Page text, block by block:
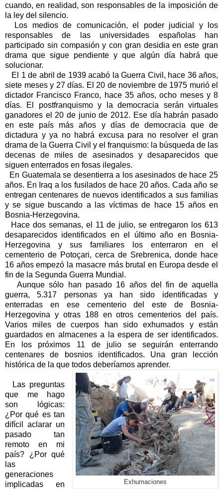
cuando, en realidad, son responsables de la imposición de
la ley del silencio.
Los medios de comunicación, el poder judicial y los
responsables de las universidades españolas han
participado sin compasión y con gran desidia en este gran
drama que sigue pendiente y que algún día habrá que
solucionar.
El 1 de abril de 1939 acabó la Guerra Civil, hace 36 años,
siete meses y 27 días. El 20 de noviembre de 1975 murió el
dictador Francisco Franco, hace 35 años, ocho meses y 8
días. El postfranquismo y la democracia serán virtuales
ganadores el 20 de junio de 2012. Ese día habrán pasado
en este país más años y días de democracia que de
dictadura y ya no habrá excusa para no resolver el gran
drama de la Guerra Civil y el franquismo: la búsqueda de las
decenas de miles de asesinados y desaparecidos que
siguen enterrados en fosas ilegales.
En Guatemala se desentierra a los asesinados de hace 25
años. En Iraq a los fusilados de hace 20 años. Cada año se
entregan centenares de nuevos identificados a sus familias
y se sigue buscando a las víctimas de hace 15 años en
Bosnia-Herzegovina.
Hace dos semanas, el 11 de julio, se entregaron los 613
desaparecidos identificados en el último año en Bosnia-
Herzegovina y sus familiares los enterraron en el
cementerio de Potoçari, cerca de Srebrenica, donde hace
16 años empezó la masacre más brutal en Europa desde el
fin de la Segunda Guerra Mundial.
Aunque sólo han pasado 16 años del fin de aquella
guerra, 5.317 personas ya han sido identificadas y
enterradas en ese cementerio del este de Bosnia-
Herzegovina y otras 188 en otros cementerios del país.
Varios miles de cuerpos han sido exhumados y están
guardados en almacenes a la espera de ser identificados.
En los próximos 11 de julio se seguirán enterrando
centenares de bosnios identificados. Una gran lección
histórica de la que todos deberíamos aprender.
Exhumaciones
Las preguntas
que me hago
son lógicas:
¿Por qué es tan
difícil aclarar un
pasado tan
remoto en mi
país? ¿Por qué
las
generaciones
implicadas en